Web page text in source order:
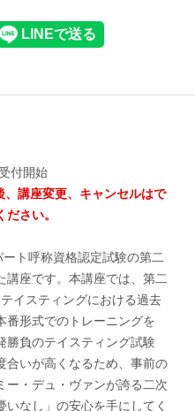
付開始
講座変更、キャンセルはで
さい。
ト呼称資格認定試験の第二
講座です。本講座では、第二
イスティングにおける過去
番形式でのトレーニングを
勝負のテイスティング試験
合いが高くなるため、事前の
ー・デュ・ヴァンが誇る二次
なし」の安心を手にしてく